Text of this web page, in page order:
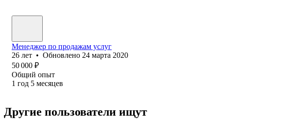
Менеджер по продажам услуг
26 лет • Обновлено 24 марта 2020
50 000 ₽
Общий опыт
1 год 5 месяцев
Другие пользователи ищут